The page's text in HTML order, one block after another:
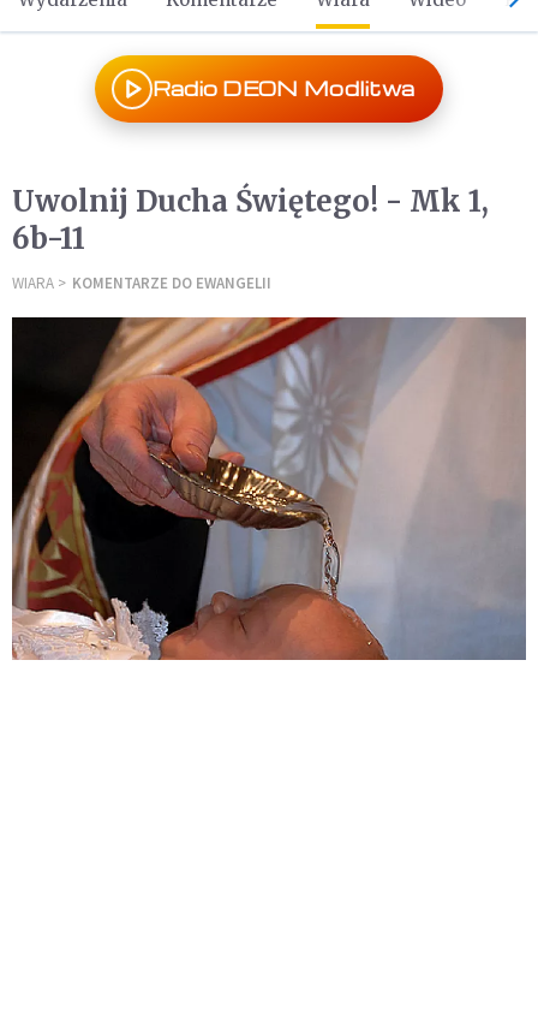
Radio DEON Modlitwa
Uwolnij Ducha Świętego! - Mk 1,
6b-11
WIARA KOMENTARZE DO EWANGELII